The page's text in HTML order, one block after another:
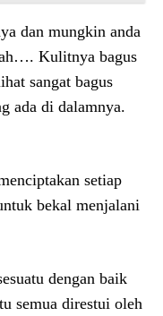
dan mungkin anda
Kulitnya bagus
sangat bagus
ada di dalamnya.
setiap
bekal menjalani
dengan baik
semua direstui oleh